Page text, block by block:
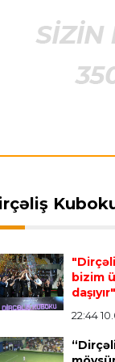
23:33
stadion
23:23bizim
daşıyır"
22:44